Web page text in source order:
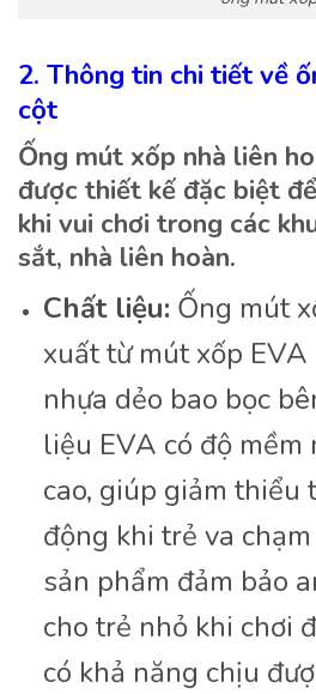
2. Thông tin chi tiết về
cột
Ống mút xốp nhà liên
được thiết kế đặc biệt
khi vui chơi trong các
sắt, nhà liên hoàn.
Chất liệu: Ống mút
xuất từ mút xốp
nhựa dẻo bao bọc
liệu EVA có độ mềm
cao, giúp giảm thiểu
động khi trẻ va
sản phẩm đảm bảo
cho trẻ nhỏ khi chơi
có khả năng chịu